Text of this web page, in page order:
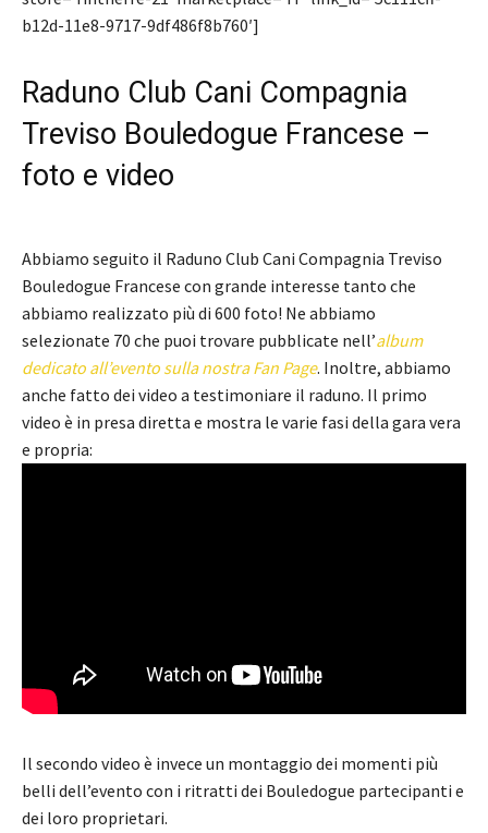
b12d-11e8-9717-9df486f8b760′]
Raduno Club Cani Compagnia
Treviso Bouledogue Francese –
foto e video
Abbiamo seguito il Raduno Club Cani Compagnia Treviso
Bouledogue Francese con grande interesse tanto che
abbiamo realizzato più di 600 foto! Ne abbiamo
selezionate 70 che puoi trovare pubblicate nell’album
dedicato all’evento sulla nostra Fan Page. Inoltre, abbiamo
anche fatto dei video a testimoniare il raduno. Il primo
video è in presa diretta e mostra le varie fasi della gara vera
e propria:
Il secondo video è invece un montaggio dei momenti più
belli dell’evento con i ritratti dei Bouledogue partecipanti e
dei loro proprietari.